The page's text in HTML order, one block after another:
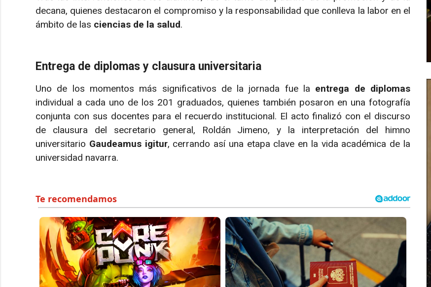
decana, quienes destacaron el compromiso y la responsabilidad que conlleva la labor en el
ámbito de las ciencias de la salud.
Entrega de diplomas y clausura universitaria
Uno de los momentos más significativos de la jornada fue la entrega de diplomas
individual a cada uno de los 201 graduados, quienes también posaron en una fotografía
conjunta con sus docentes para el recuerdo institucional. El acto finalizó con el discurso
de clausura del secretario general, Roldán Jimeno, y la interpretación del himno
universitario Gaudeamus igitur, cerrando así una etapa clave en la vida académica de la
universidad navarra.